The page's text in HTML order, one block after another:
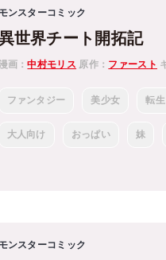
モンスターコミック
世界チート開拓記
画：中村モリス 原作： ファースト
ファンタジー 美少女 転
大人向け おっぱい 妹
モンスターコミック